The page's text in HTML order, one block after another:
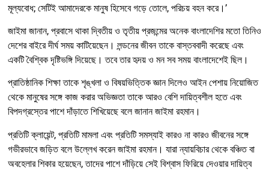
মূল্যবোধ; সেটিই আমাদেরকে মানুষ হিসেবে গড়ে তোলে, পরিচয় বহন করে।’
জাইমা জানান, প্রবাসে থাকা দ্বিতীয় ও তৃতীয় প্রজন্মের অনেক বাংলাদেশির মতো তিনিও
দেশের বাইরে দীর্ঘ সময় কাটিয়েছেন। লন্ডনের জীবন তাকে বাস্তববাদী করেছে এবং
একটি বৈশ্বিক দৃষ্টিভঙ্গি দিয়েছে। তবে তার হৃদয় ও মন সব সময় বাংলাদেশেই ছিল।
প্রাতিষ্ঠানিক শিক্ষা তাকে শৃঙ্খলা ও বিষয়ভিত্তিক জ্ঞান দিলেও আইন পেশায় নিয়োজিত
থেকে মানুষের সঙ্গে কাজ করার অভিজ্ঞতা তাকে আরও বেশি দায়িত্বশীল হতে এবং
বিপদগ্রস্তের পাশে দাঁড়াতে শিখিয়েছে বলে জানান জাইমা রহমান।
প্রতিটি ক্লায়েন্ট, প্রতিটি মামলা এবং প্রতিটি সমস্যাই কারও না কারও জীবনের সঙ্গে
গভীরভাবে জড়িত বলে উল্লেখ করেন জাইমা রহমান। যারা ন্যায়বিচার থেকে বঞ্চিত বা
অবহেলার শিকার হয়েছেন, তাদের পাশে দাঁড়িয়ে সেই বিশ্বাস ফিরিয়ে দেওয়ার দায়িত্ব